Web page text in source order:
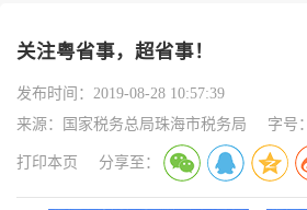
关注粤省事，超省事！
发布时间： 2019-08-28 10:57:39
来源：
国家税务总局珠海市税务局 字号：
打印本页 分享至：